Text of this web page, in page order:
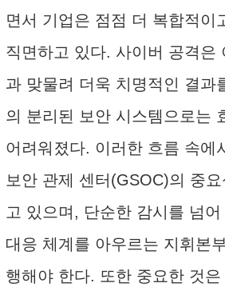
면서 기업은 점점 더 복합적이
직면하고 있다. 사이버 공격은
과 맞물려 더욱 치명적인 결과
의 분리된 보안 시스템으로는
어려워졌다. 이러한 흐름 속에
보안 관제 센터(GSOC)의 중요
고 있으며, 단순한 감시를 넘어
대응 체계를 아우르는 지휘본
행해야 한다. 또한 중요한 것